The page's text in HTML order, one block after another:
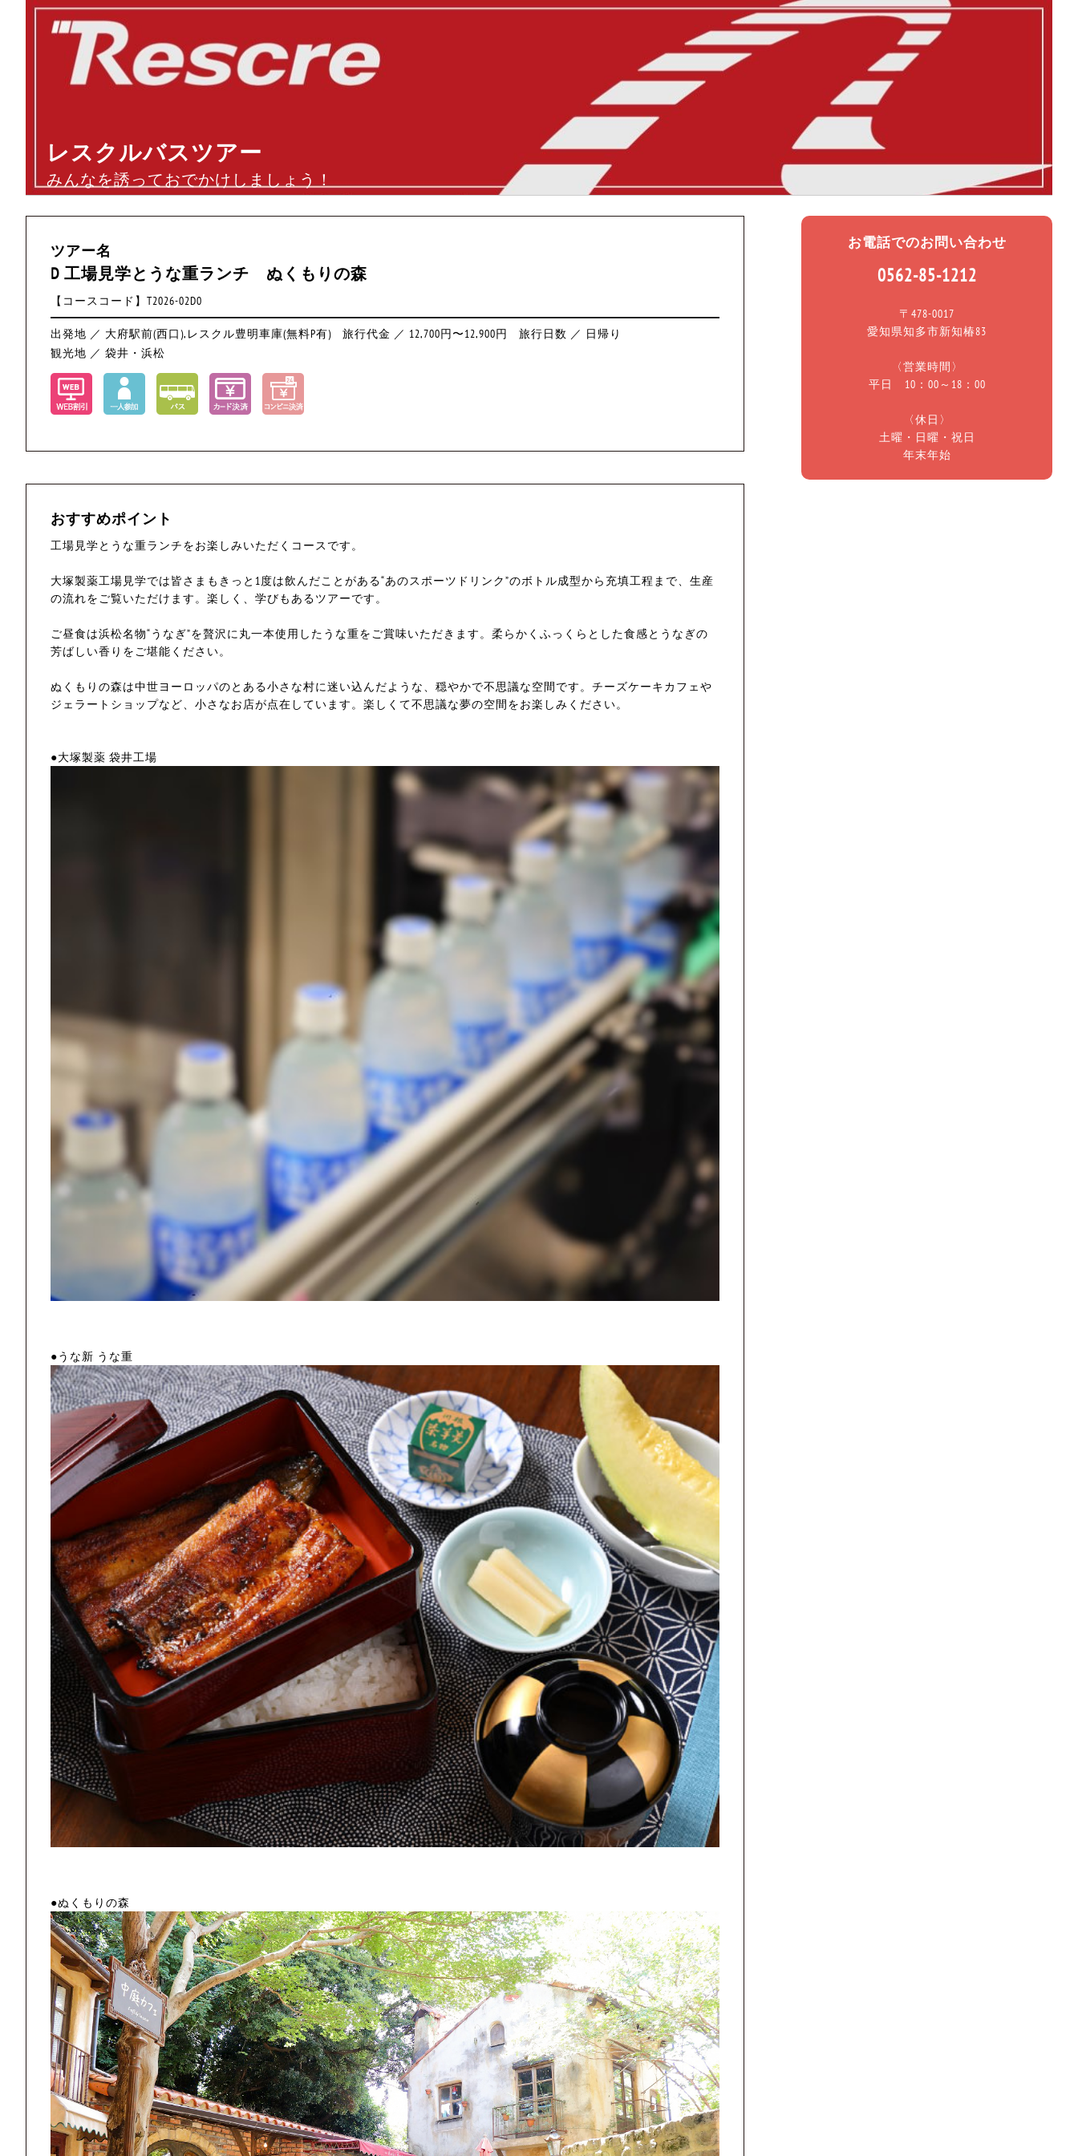
レスクルバスツアー
みんなを誘っておでかけしましょう！
ツアー名
D 工場見学とうな重ランチ ぬくもりの森
【コースコード】T2026-02D0
出発地 ／ 大府駅前(西口),レスクル豊明車庫(無料P有) 旅行代金 ／ 12,700円〜12,900円
旅行日数 ／ 日帰り
観光地 ／ 袋井・浜松
おすすめポイント
工場見学とうな重ランチをお楽しみいただくコースです。
大塚製薬工場見学では皆さまもきっと1度は飲んだことがある“あのスポーツドリンク”のボトル成型から充填工程まで、生産
の流れをご覧いただけます。楽しく、学びもあるツアーです。
ご昼食は浜松名物“うなぎ”を贅沢に丸一本使用したうな重をご賞味いただきます。柔らかくふっくらとした食感とうなぎの
芳ばしい香りをご堪能ください。
ぬくもりの森は中世ヨーロッパのとある小さな村に迷い込んだような、穏やかで不思議な空間です。チーズケーキカフェや
ジェラートショップなど、小さなお店が点在しています。楽しくて不思議な夢の空間をお楽しみください。
●大塚製薬 袋井工場
●うな新 うな重
●ぬくもりの森
お電話でのお問い合わせ
0562-85-1212
〒478-0017
愛知県知多市新知椿83
〈営業時間〉
平日 10：00～18：00
〈休日〉
土曜・日曜・祝日
年末年始